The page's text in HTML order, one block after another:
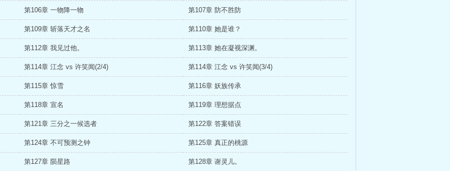
第106章 一物降一物 第107章 防不胜防
第109章 斩落天才之名 第110章 她是谁？
第112章 我见过他。 第113章 她在凝视深渊。
第114章 江念 vs 许笑闻(2/4) 第114章 江念 vs 许笑闻(3/4)
第115章 惊雪 第116章 妖族传承
第118章 宣名 第119章 理想据点
第121章 三分之一候选者 第122章 答案错误
第124章 不可预测之钟 第125章 真正的桃源
第127章 陨星路 第128章 谢灵儿。